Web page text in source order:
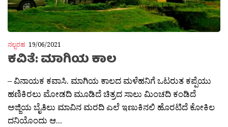
ನಲ್ಬರಹ 19/06/2021
ಕವಿತೆ: ಮಾಗಿಯ ಕಾಲ
– ವಿನಾಯಕ ಕವಾಸಿ. ಮಾಗಿಯ ಕಾಲದ ಮಳೆಹನಿಗೆ ಒಟರುತ ಕಪ್ಪೆಯು
ಹಣಿಕಿರಲು ಮೋಡದಿ ಮೂಡಿದೆ ಚಿತ್ರದ ಸಾಲು ಮಿಂಚದಿ ಕಂಡಿದೆ
ಅಜ್ಜಿಯ ಬೈತಿಲು ಮಾವಿನ ಮರದಿ ಎಲೆ ಇಣುಕಿನಲಿ ಹೊರಟಿದೆ ಕೋಕಿಲ
ದನಿಯೊಂದು ಆ...